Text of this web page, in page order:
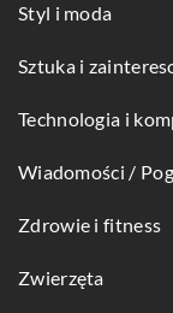
Styl i moda
Sztuka i
Technologia i
Wiadomości /
Zdrowie i fitness
Zwierzęta